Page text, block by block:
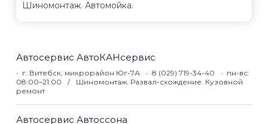
Шиномонтаж. Автомойка.
Автосервис АвтоКАНсервис
г. Витебск, микрорайон Юг-7А 8 (029) 719-34-40
пн-вс:
08:00–21:00
Шиномонтаж. Развал-схождение. Кузовной
ремонт
Автосервис Автоссона